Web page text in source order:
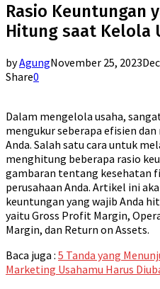
Rasio Keuntungan
Hitung saat Kelola
byAgungNovember 25, 2023
Share0
Dalam mengelola usaha,
mengukur seberapa efisien
Anda. Salah satu cara untuk
menghitung beberapa rasio
gambaran tentang kesehatan
perusahaan Anda. Artikel ini
keuntungan yang wajib Anda
yaitu Gross Profit Margin,
Margin, dan Return on Assets.
Baca juga : 5 Tanda yang
Marketing Usahamu Harus